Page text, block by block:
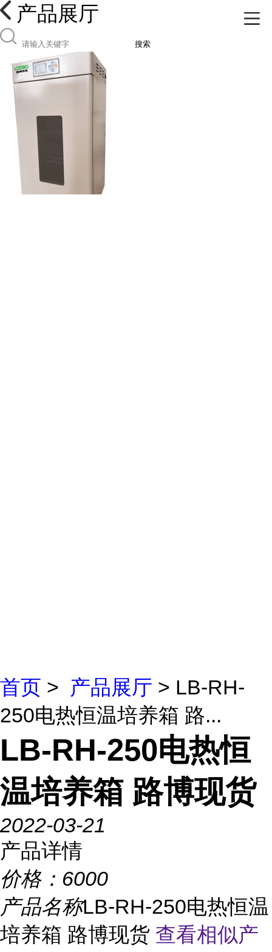
产品展厅
搜索
首页 > 产品展厅 > LB-RH-
250电热恒温培养箱 路...
LB-RH-250电热恒
温培养箱 路博现货
2022-03-21
产品详情
价格： 6000
产品名称LB-RH-250电热恒温
培养箱 路博现货 查看相似产